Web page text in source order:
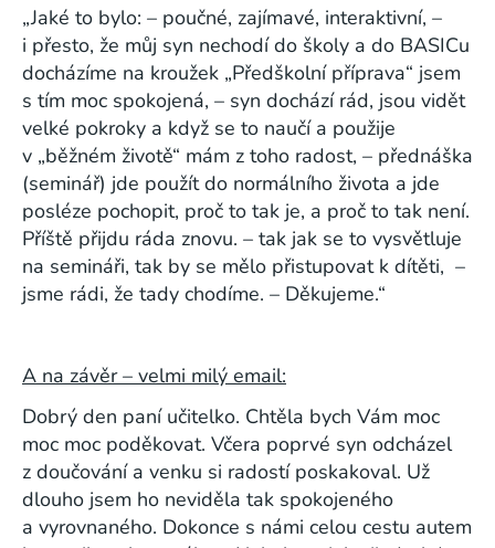
„Jaké to bylo: – poučné, zajímavé, interaktivní, –
i přesto, že můj syn nechodí do školy a do BASICu
docházíme na kroužek „Předškolní příprava“ jsem
s tím moc spokojená, – syn dochází rád, jsou vidět
velké pokroky a když se to naučí a použije
v „běžném životě“ mám z toho radost, – přednáška
(seminář) jde použít do normálního života a jde
posléze pochopit, proč to tak je, a proč to tak není.
Příště přijdu ráda znovu. – tak jak se to vysvětluje
na semináři, tak by se mělo přistupovat k dítěti, –
jsme rádi, že tady chodíme. – Děkujeme.“
A na závěr – velmi milý email:
Dobrý den paní učitelko. Chtěla bych Vám moc
moc moc poděkovat. Včera poprvé syn odcházel
z doučování a venku si radostí poskakoval. Už
dlouho jsem ho neviděla tak spokojeného
a vyrovnaného. Dokonce s námi celou cestu autem